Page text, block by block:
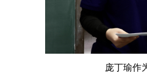
庞丁瑜作